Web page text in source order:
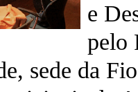
e
pelo
sede da